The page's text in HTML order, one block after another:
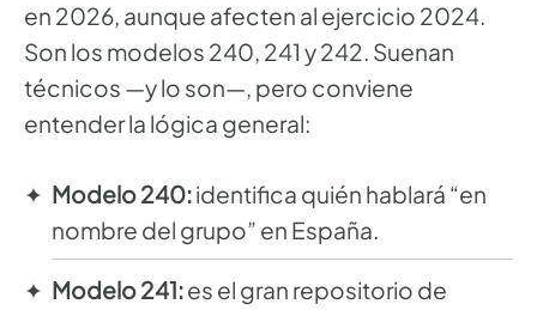
en 2026, aunque afecten al ejercicio 2024.
Son los modelos 240, 241 y 242. Suenan
técnicos —y lo son—, pero conviene
entender la lógica general:
Modelo 240:identifica quién hablará “en
nombre del grupo” en España.
Modelo 241:es el gran repositorio de